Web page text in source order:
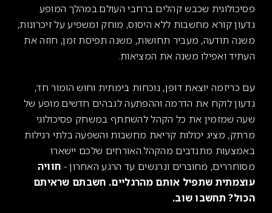
פסיכולוגית שכבש קהלים ברחבי העולם.במהלך המופע
גדעון קורא מחשבות ללא היסוס, מוחק ומשפיע על זיכרונות,
משנה תודעה, מעביר תחושות, משנה תפיסת זמן, חוזה את
העתיד ואפילו משנה את המציאות.
עם כריזמה יוצאת דופן, נוכחות בימתית וחוש הומור חד,
גדעון לוקח את הדרמה וההפתעה לגבהים חדשים.מופע של
שעה שמזמין את כל הקהל להשתתף במשחק פסיכולוגי
מרתק, מציג יכולות קריאת מחשבות והשפעה בלתי רגילות
באמצעות מתנדבים מהקהל.האורחים שלכם יישארו
מסוחררים, מחוברים ונרגשים עד הרגע האחרון -חוויה
עוצמתית שתפיל אותם מהרגליים. חשבתם שראיתם
הכול? תחשבו שוב.